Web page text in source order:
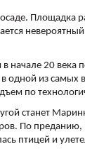
Площадка
20 века
из самых
по
станет
По
птицей и